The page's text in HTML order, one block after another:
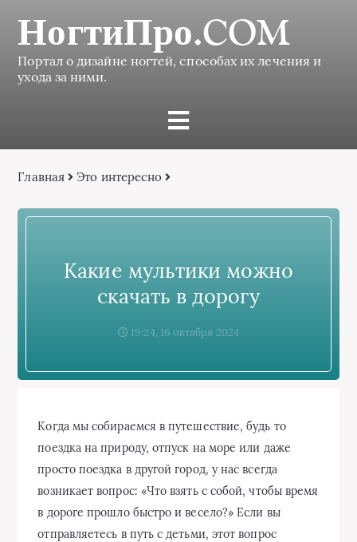
НогтиПро.COM
Портал о дизайне ногтей, способах их лечения и
ухода за ними.
Главная Это интересно
Какие мультики можно
скачать в дорогу
19:24, 16 октября 2024
Когда мы собираемся в путешествие, будь то
поездка на природу, отпуск на море или даже
просто поездка в другой город, у нас всегда
возникает вопрос: «Что взять с собой, чтобы время
в дороге прошло быстро и весело?» Если вы
отправляетесь в путь с детьми, этот вопрос